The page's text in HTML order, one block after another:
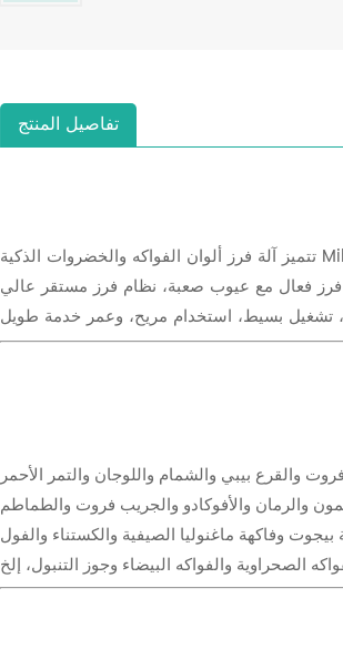
تفاصيل المنتج
تتميز آلة فرز ألوان الفواكه والخضروات الذكية Mihoshi بنظام فرز ممتاز مناسب لفرز وتصنيف الفواكه والخضروات المختلفة، مما
فعال مع عيوب صعبة، نظام فرز مستقر عالي
والقرع بيبي والشمام واللوجان والتمر الأحمر
والرمان والأفوكادو والجريب فروت والطماطم
وفاكهة ماغنوليا الصيفية والكستناء والفول